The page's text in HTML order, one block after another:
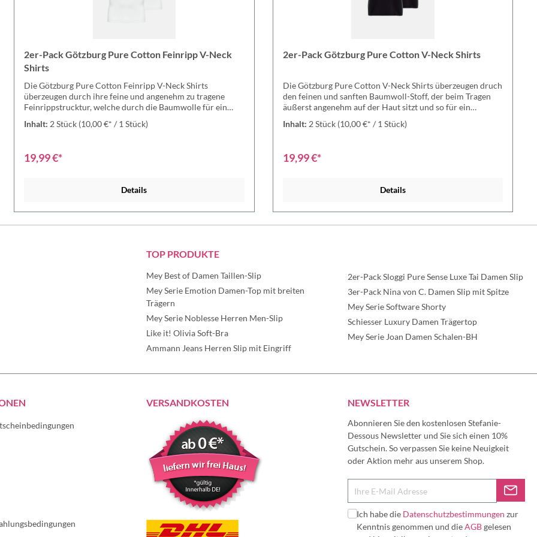
2er-Pack Götzburg Pure Cotton Feinripp V-Neck
Shirts
Die Götzburg Pure Cotton Feinripp V-Neck Shirts
überzeugen durch ihre feine und angenehm zu tragene
Feinrippstrucktur, welche durch die Baumwolle für ein
super angenehmes Tragegefühl sorgt. Außerdem ist das T-
Shirt mit dem V-Ausschnitt körpernah geschnitten und
getragen hat, möchte sie nicht mehr missen - überzeuge
überzeugt durch 100 % Baumwollanteil. Shirt in gewohnter
Material: 100% Baumwolle
Inhalt:2 Stück (10,00 €* / 1 Stück)
19,99 €*
Details
2er-Pack Götzburg Pure Cotton V-Neck Shirts
Die Götzburg Pure Cotton V-Neck Shirts überzeugen druch
den feinen und sanften Baumwoll-Stoff, der beim Tragen
äußerst angenehm auf der Haut sitzt und so für ein
wunderbares Trageerlebnis sorgt. Außerdem sind die Shirts
körpernah, als auch mit einem V-Ausschnitt versehen und
Cotton V-Neck Shirts einmal getragen hat, möchte sie
hautfreundlich. Die Serie Pure Cotton überzeugt durch 100
Qualität. Äußerst guter Tragekomfort. Material: 100%
Baumwolle
Inhalt: 2 Stück (10,00 €* / 1 Stück)
19,99 €*
Details
TOP PRODUKTE
Mey Best of Damen Taillen-Slip
Mey Serie Emotion Damen-Top mit breiten
Trägern
Mey Serie Noblesse Herren Men-Slip
Like it! Olivia Soft-Bra
Ammann Jeans Herren Slip mit Eingriff
2er-Pack Sloggi Pure Sense Luxe Tai Damen Slip
3er-Pack Nina von C. Damen Slip mit Spitze
Mey Serie Software Shorty
Schiesser Luxury Damen Trägertop
Mey Serie Joan Damen Schalen-BH
VERSANDKOSTEN NEWSLETTER
Abonnieren Sie den kostenlosen Stefanie-
Dessous Newsletter und Sie sich einen 10%
Gutschein. So verpassen Sie keine Neuigkeit
oder Aktion mehr aus unserem Shop.
Ich habe die Datenschutzbestimmungen zur
Kenntnis genommen und dieAGBgelesen